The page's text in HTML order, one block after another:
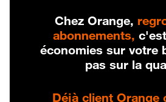
Chez Orange,
abonnements,
économies sur votre
pas sur la
Déjà client Orange